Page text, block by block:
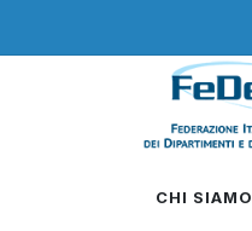
CHI SIAMO